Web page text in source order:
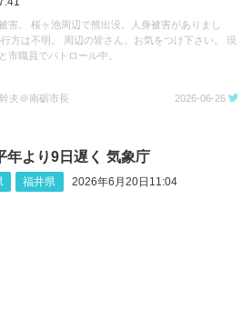
害。 桜ヶ池周辺で熊出没。人身被害がありまし
方は不明。 周辺の皆さん。お気をつけ下さい。 現
市職員でパトロール中。
夫＠南砺市長 2026-06-26
年より9日遅く 気象庁
福井県 2026年6月20日11:04